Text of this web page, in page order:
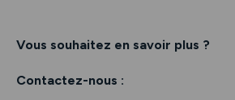
Vous souhaitez en savoir plus ?
Contactez-nous :